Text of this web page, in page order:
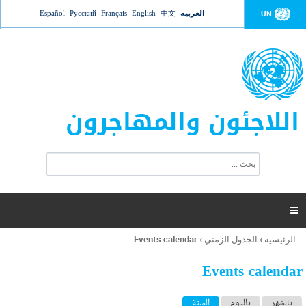
Jump to navigation UN العربية 中文
English
Français
Русский
Español
اللاجئون والمهاجرون
ت
ر
ل
ح
ب

أنت
هنا
الرئيسية › الجدول الزمني ›
Events calendar
Events calendar